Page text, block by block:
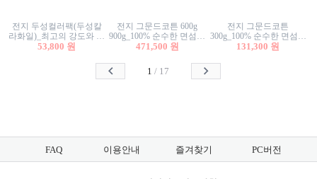
전지 두성컬러팩(두성칼
라화일)_최고의 강도와 평
활성을 지닌 다양한 컬러
53,800 원
전지 그문드코튼 600g
900g_100% 순수한 면섬유
로 만든 친환경프리미엄
471,500 원
전지 그문드코튼
300g_100% 순수한 면섬유
로 만든 친환경프리미엄
131,300 원
1 / 17
FAQ 이용안내 즐겨찾기 PC버전